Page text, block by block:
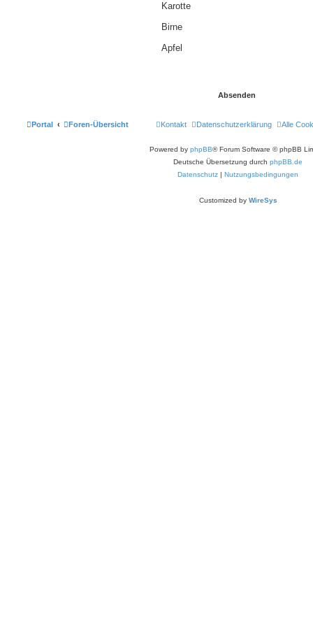
Karotte
Birne
Apfel
Portal Foren-Übersicht Alle
Datenschutzerklärung
Kontakt
Powered by phpBB® Forum Software © phpBB
Deutsche Übersetzung durch phpBB.de
Datenschutz | Nutzungsbedingungen
Customized by WireSys